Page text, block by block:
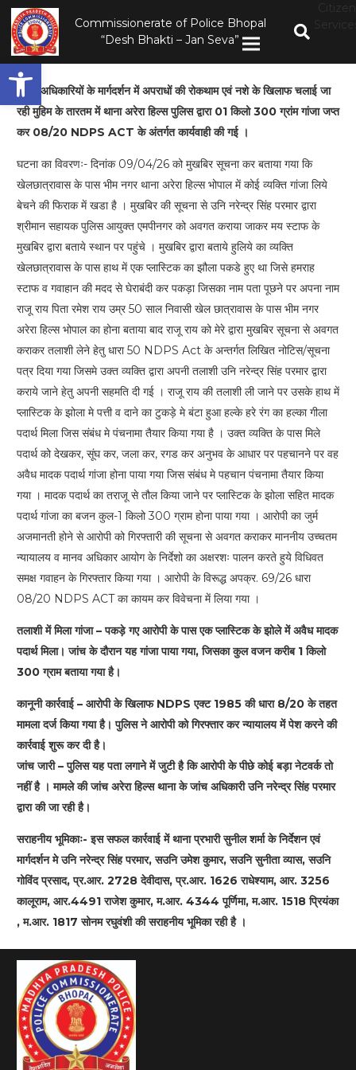
Open toolbar
Commissionerate of Police Bhopal
“Desh Bhakti – Jan Seva”
वरिष्ठ अधिकारियों के मार्गदर्शन में अपराधों की रोकथाम एवं नशे के खिलाफ चलाई जा
रही मुहिम के तारतम में थाना अरेरा हिल्स पुलिस द्वारा 01 किलो 300 ग्रांम गांजा जप्त
कर 08/20 NDPS ACT के अंतर्गत कार्यवाही की गई ।
घटना का विवरणः- दिनांक 09/04/26 को मुखबिर सूचना कर बताया गया कि
खेलछात्रावास के पास भीम नगर थाना अरेरा हिल्स भोपाल में कोई व्यक्ति गांजा लिये
बेचने की फिराक में खडा है । मुखबिर की सूचना से उनि नरेन्द्र सिंह परमार द्वारा
श्रीमान सहायक पुलिस आयुक्त एमपीनगर को अवगत कराया जाकर मय स्टाफ के
मुखबिर द्वारा बताये स्थान पर पहुंचे । मुखबिर द्वारा बताये हुलिये का व्यक्ति
खेलछात्रावास के पास हाथ में एक प्लास्टिक का झौला पकडे हुए था जिसे हमराह
स्टाफ व गवाहान की मदद से घेराबंदी कर पकड़ा जिसका नाम पता पूछने पर अपना नाम
राजू राय पिता रमेश राय उम्र 50 साल निवासी खेल छात्रावास के पास भीम नगर
अरेरा हिल्स भोपाल का होना बताया बाद राजू राय को मेरे द्वारा मुखबिर सूचना से अवगत
कराकर तलाशी लेने हेतु धारा 50 NDPS Act के अन्तर्गत लिखित नोटिस/सूचना
पत्र दिया गया जिसमे उक्त व्यक्ति द्वारा अपनी तलाशी उनि नरेन्द्र सिंह परमार द्वारा
कराये जाने हेतु अपनी सहमति दी गई । राजू राय की तलाशी ली जाने पर उसके हाथ में
प्लास्टिक के झोला मे पत्ती व दाने का टुकड़े मे बंटा हुआ हल्के हरे रंग का हल्का गीला
पदार्थ मिला जिस संबंध मे पंचनामा तैयार किया गया है । उक्त व्यक्ति के पास मिले
पदार्थ को देखकर, सूंघ कर, जला कर, रगड कर अनुभव के आधार पर पहचानने पर वह
अवैध मादक पदार्थ गांजा होना पाया गया जिस संबंध मे पहचान पंचनामा तैयार किया
गया । मादक पदार्थ का तराजू से तौल किया जाने पर प्लास्टिक के झोला सहित मादक
पदार्थ गांजा का बजन कुल-1 किलो 300 ग्राम होना पाया गया । आरोपी का जुर्म
अजमानती होने से आरोपी को गिरफ्तारी की सूचना से अवगत कराकर माननीय उच्चतम
न्यायालय व मानव अधिकार आयोग के निर्देशो का अक्षरशः पालन करते हुये विधिवत
समक्ष गवाहन के गिरफ्तार किया गया । आरोपी के विरूद्ध अपक्र. 69/26 धारा
08/20 NDPS ACT का कायम कर विवेचना में लिया गया ।
तलाशी में मिला गांजा – पकड़े गए आरोपी के पास एक प्लास्टिक के झोले में अवैध मादक
पदार्थ मिला। जांच के दौरान यह गांजा पाया गया, जिसका कुल वजन करीब 1 किलो
300 ग्राम बताया गया है।
कानूनी कार्रवाई – आरोपी के खिलाफ NDPS एक्ट 1985 की धारा 8/20 के तहत
मामला दर्ज किया गया है। पुलिस ने आरोपी को गिरफ्तार कर न्यायालय में पेश करने की
कार्रवाई शुरू कर दी है।
जांच जारी – पुलिस यह पता लगाने में जुटी है कि आरोपी के पीछे कोई बड़ा नेटवर्क तो
नहीं है । मामले की जांच अरेरा हिल्स थाना के जांच अधिकारी उनि नरेन्द्र सिंह परमार
द्वारा की जा रही है।
सराहनीय भूमिकाः- इस सफल कार्रवाई में थाना प्रभारी सुनील शर्मा के निर्देशन एवं
मार्गदर्शन मे उनि नरेन्द्र सिंह परमार, सउनि उमेश कुमार, सउनि सुनीता व्यास, सउनि
गोविंद प्रसाद, प्र.आर. 2728 देवीदास, प्र.आर. 1626 राधेश्याम, आर. 3256
कालूराम, आर.4491 राजेश कुमार, म.आर. 4344 पूर्णिमा, म.आर. 1518 प्रियंका
, म.आर. 1817 सोनम रघुवंशी की सराहनीय भूमिका रही है ।